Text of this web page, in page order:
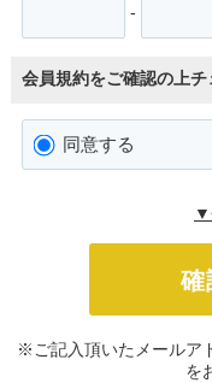
-
会員規約をご確認の上
同意する
▼
※ご記入頂いたメールア
を